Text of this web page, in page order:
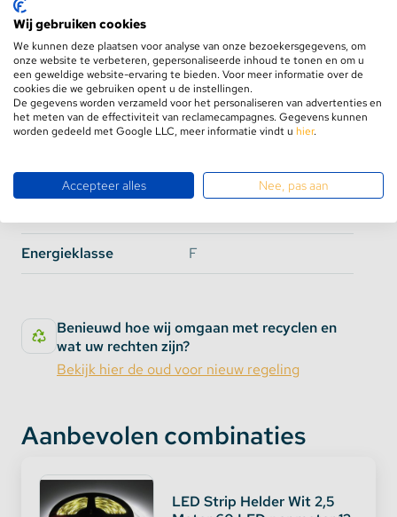
een rij:
Helder Wit 60 Basic Ultra
SMD Type
Epistar
Lumen per
meter
960
Verbruik per
meter
4.8
Dit artikel betreft de Ultra uitvoering. Wilt u toch
liever de Basic uitvoering? Klik dan HIER.
Opties voor bescherming:
stootbestendig. (Langdurig contact met vocht
zorgt voor defecten)
Lengte
Breedte 8mm
Dikte 2,2mm
Transformator
Energieklasse F
Benieuwd hoe wij omgaan met recyclen en
wat uw rechten zijn?
Bekijk hier de oud voor nieuw regeling
Aanbevolen combinaties
LED Strip Helder Wit 2,5
Wij gebruiken cookies
We kunnen deze plaatsen voor analyse van onze bezoekersgegevens, om
onze website te verbeteren, gepersonaliseerde inhoud te tonen en om u
een geweldige website-ervaring te bieden. Voor meer informatie over de
cookies die we gebruiken opent u de instellingen.
De gegevens worden verzameld voor het personaliseren van advertenties en
het meten van de effectiviteit van reclamecampagnes. Gegevens kunnen
worden gedeeld met Google LLC, meer informatie vindt u hier.
Accepteer alles Nee, pas aan